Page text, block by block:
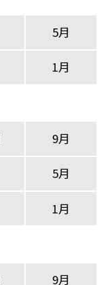
5月
1月
9月
5月
1月
9月